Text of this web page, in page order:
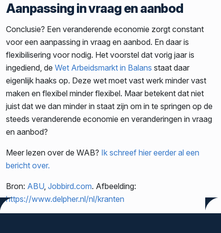
Aanpassing in vraag en aanbod
Conclusie? Een veranderende economie zorgt constant
voor een aanpassing in vraag en aanbod. En daar is
flexibilisering voor nodig. Het voorstel dat vorig jaar is
ingediend, de Wet Arbeidsmarkt in Balans staat daar
eigenlijk haaks op. Deze wet moet vast werk minder vast
maken en flexibel minder flexibel. Maar betekent dat niet
juist dat we dan minder in staat zijn om in te springen op de
steeds veranderende economie en veranderingen in vraag
en aanbod?
Meer lezen over de WAB? Ik schreef hier eerder al een
bericht over.
Bron: ABU Jobbird.com. Afbeelding:
https://www.delpher.nl/nl/kranten